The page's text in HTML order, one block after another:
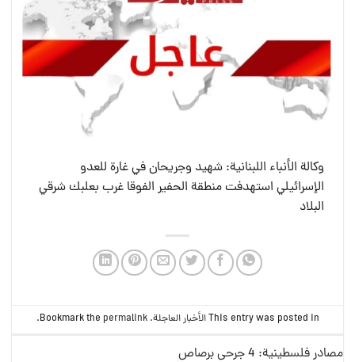
وكالة الأنباء اللبنانية: شهيد وجريحان في غارة للعدو
الإسرائيلي استهدفت منطقة الحفير الفوقا غرب بعلبك شرقي
البلاد
This entry was posted inالأخبار العاجلة. Bookmark the
permalink
.
مصادر فلسطينية: 4 جرحى برصاص